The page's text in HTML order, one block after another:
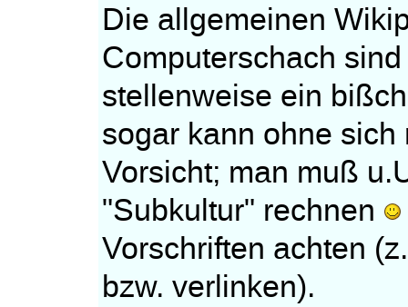
Die allgemeinen
Computerschach
stellenweise ein
sogar kann ohne
Vorsicht; man muß
"Subkultur" rechnen
Vorschriften achten
bzw. verlinken).